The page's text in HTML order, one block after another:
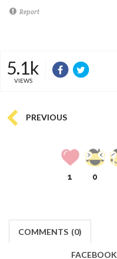
Report
5.1k
VIEWS
PREVIOUS
1 0
COMMENTS (0)
FACEBOOK